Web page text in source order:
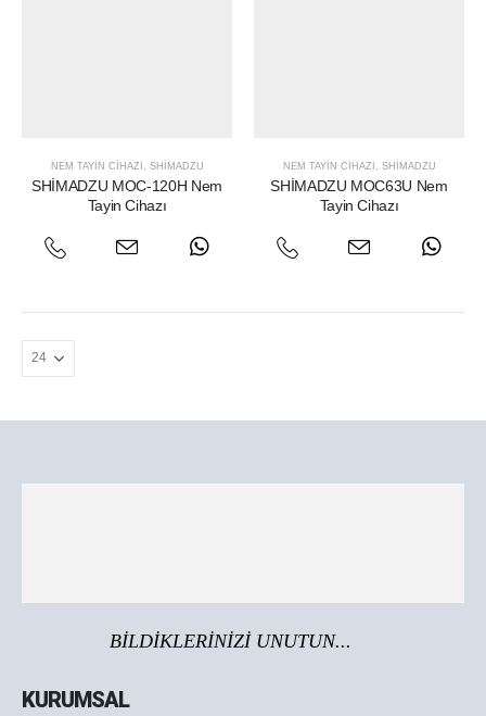
NEM TAYIN CIHAZI , SHIMADZU
SHİMADZU MOC-120H Nem
Tayin Cihazı
NEM TAYIN CIHAZI , SHIMADZU
SHİMADZU MOC63U Nem
Tayin Cihazı
BİLDİKLERİNİZİ UNUTUN...
KURUMSAL